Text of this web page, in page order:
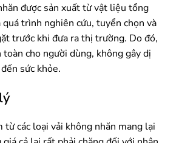
được sản xuất từ ​​vật liệu tổng
trình nghiên cứu, tuyển chọn và
trước khi đưa ra thị trường. Do đó,
cho người dùng, không gây dị
sức khỏe.
từ các loại vải không nhăn mang lại